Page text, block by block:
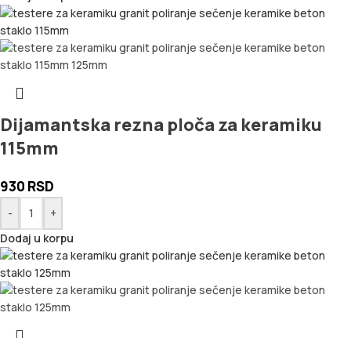
Dijamantska rezna ploča za keramiku
115mm
930 RSD
-
+
Dodaj u korpu